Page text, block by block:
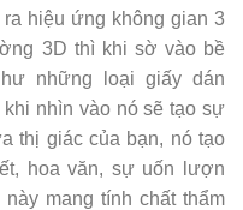
hiệu ứng không gian 3
3D thì khi sờ vào bề
những loại giấy dán
nhìn vào nó sẽ tạo sự
thị giác của bạn, nó tạo
hoa văn, sự uốn lượn
mang tính chất thẩm